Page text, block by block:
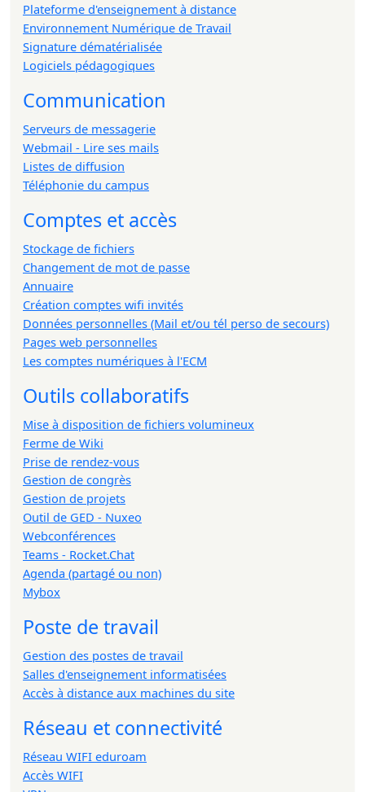
Plateforme d'enseignement à distance
Environnement Numérique de Travail
Signature dématérialisée
Logiciels pédagogiques
Communication
Serveurs de messagerie
Webmail - Lire ses mails
Listes de diffusion
Téléphonie du campus
Comptes et accès
Stockage de fichiers
Changement de mot de passe
Annuaire
Création comptes wifi invités
Données personnelles (Mail et/ou tél perso de secours)
Pages web personnelles
Les comptes numériques à l'ECM
Outils collaboratifs
Mise à disposition de fichiers volumineux
Ferme de Wiki
Prise de rendez-vous
Gestion de congrès
Gestion de projets
Outil de GED - Nuxeo
Webconférences
Teams - Rocket.Chat
Agenda (partagé ou non)
Mybox
Poste de travail
Gestion des postes de travail
Salles d'enseignement informatisées
Accès à distance aux machines du site
Réseau et connectivité
Réseau WIFI eduroam
Accès WIFI